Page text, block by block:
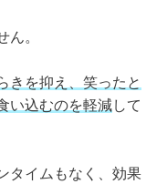
ん。
きを抑え、笑ったと
い込むのを軽減して
タイムもなく、効果